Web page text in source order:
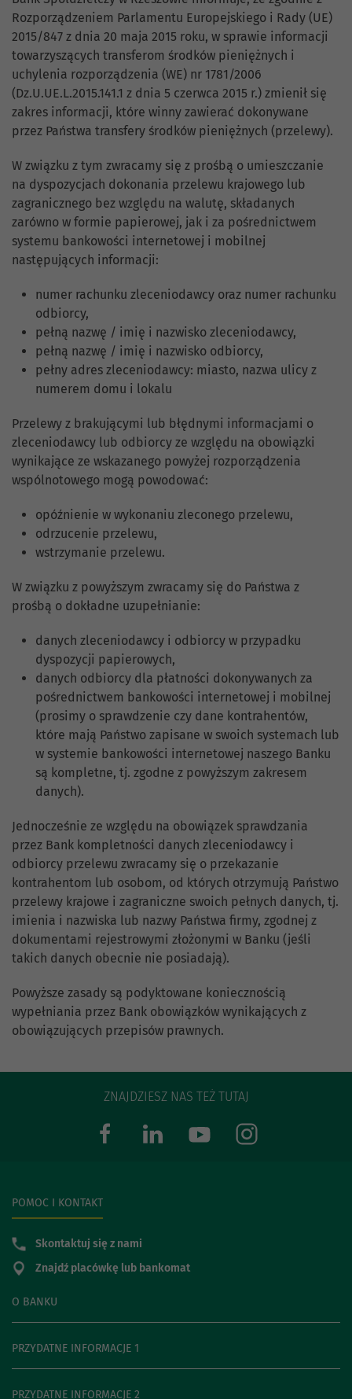
Rozporządzeniem Parlamentu Europejskiego i Rady (UE)
2015/847 z dnia 20 maja 2015 roku, w sprawie informacji
towarzyszących transferom środków pieniężnych i
uchylenia rozporządzenia (WE) nr 1781/2006
(Dz.U.UE.L.2015.141.1 z dnia 5 czerwca 2015 r.) zmienił się
zakres informacji, które winny zawierać dokonywane
przez Państwa transfery środków pieniężnych (przelewy).
W związku z tym zwracamy się z prośbą o umieszczanie
na dyspozycjach dokonania przelewu krajowego lub
zagranicznego bez względu na walutę, składanych
zarówno w formie papierowej, jak i za pośrednictwem
systemu bankowości internetowej i mobilnej
następujących informacji:
numer rachunku zleceniodawcy oraz numer rachunku
odbiorcy,
pełną nazwę / imię i nazwisko zleceniodawcy,
pełną nazwę / imię i nazwisko odbiorcy,
pełny adres zleceniodawcy: miasto, nazwa ulicy z
numerem domu i lokalu
Przelewy z brakującymi lub błędnymi informacjami o
zleceniodawcy lub odbiorcy ze względu na obowiązki
wynikające ze wskazanego powyżej rozporządzenia
wspólnotowego mogą powodować:
opóźnienie w wykonaniu zleconego przelewu,
odrzucenie przelewu,
wstrzymanie przelewu.
W związku z powyższym zwracamy się do Państwa z
prośbą o dokładne uzupełnianie:
danych zleceniodawcy i odbiorcy w przypadku
dyspozycji papierowych,
danych odbiorcy dla płatności dokonywanych za
pośrednictwem bankowości internetowej i mobilnej
(prosimy o sprawdzenie czy dane kontrahentów,
które mają Państwo zapisane w swoich systemach lub
w systemie bankowości internetowej naszego Banku
są kompletne, tj. zgodne z powyższym zakresem
danych).
Jednocześnie ze względu na obowiązek sprawdzania
przez Bank kompletności danych zleceniodawcy i
odbiorcy przelewu zwracamy się o przekazanie
kontrahentom lub osobom, od których otrzymują Państwo
przelewy krajowe i zagraniczne swoich pełnych danych, tj.
imienia i nazwiska lub nazwy Państwa firmy, zgodnej z
dokumentami rejestrowymi złożonymi w Banku (jeśli
takich danych obecnie nie posiadają).
Powyższe zasady są podyktowane koniecznością
wypełniania przez Bank obowiązków wynikających z
obowiązujących przepisów prawnych.
ZNAJDZIESZ NAS TEŻ TUTAJ
O BANKU
PRZYDATNE INFORMACJE 1
PRZYDATNE INFORMACJE 2
POMOC I KONTAKT
Skontaktuj się z nami
Znajdź placówkę lub bankomat